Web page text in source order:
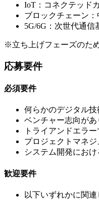
IoT：コネクテッド
ブロックチェーン
5G/6G：次世代通信
※立ち上げフェーズのた
応募要件
必須要件
何らかのデジタル技
ベンチャー志向が
トライアンドエラ
プロジェクトマネ
システム開発にお
歓迎要件
以下いずれかに関